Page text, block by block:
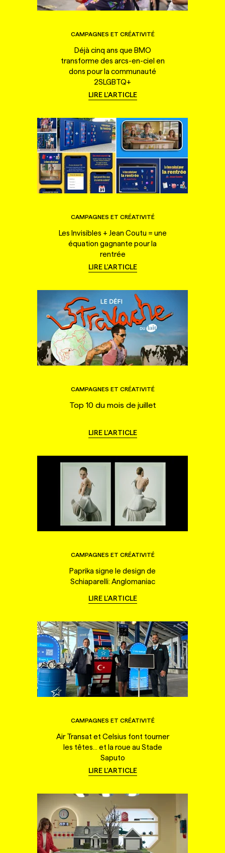
CAMPAGNES ET CRÉATIVITÉ
Déjà cinq ans que BMO
transforme des arcs-en-ciel en
dons pour la communauté
2SLGBTQ+
LIRE L'ARTICLE
CAMPAGNES ET CRÉATIVITÉ
Les Invisibles + Jean Coutu = une
équation gagnante pour la
rentrée
LIRE L'ARTICLE
CAMPAGNES ET CRÉATIVITÉ
Top 10 du mois de juillet
LIRE L'ARTICLE
CAMPAGNES ET CRÉATIVITÉ
Paprika signe le design de
Schiaparelli: Anglomaniac
LIRE L'ARTICLE
CAMPAGNES ET CRÉATIVITÉ
Air Transat et Celsius font tourner
les têtes... et la roue au Stade
Saputo
LIRE L'ARTICLE